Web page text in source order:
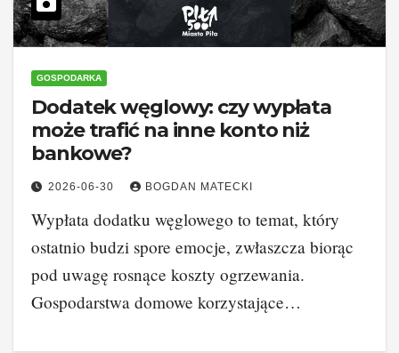
GOSPODARKA
Dodatek węglowy: czy wypłata
może trafić na inne konto niż
bankowe?
2026-06-30 BOGDAN MATECKI
Wypłata dodatku węglowego to temat, który
ostatnio budzi spore emocje, zwłaszcza biorąc
pod uwagę rosnące koszty ogrzewania.
Gospodarstwa domowe korzystające…